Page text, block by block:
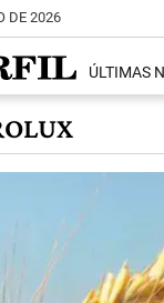
DE 2026
ÚLTIMAS